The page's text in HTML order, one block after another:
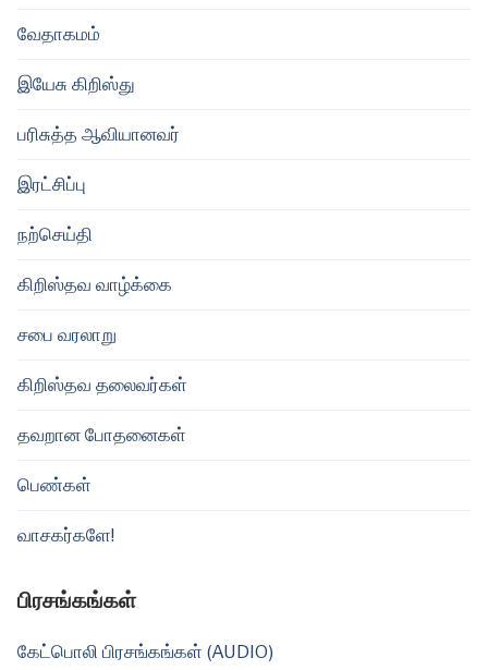
வேதாகமம்
இயேசு கிறிஸ்து
பரிசுத்த ஆவியானவர்
இரட்சிப்பு
நற்செய்தி
கிறிஸ்தவ வாழ்க்கை
சபை வரலாறு
கிறிஸ்தவ தலைவர்கள்
தவறான போதனைகள்
பெண்கள்
வாசகர்களே!
பிரசங்கங்கள்
கேட்பொலி பிரசங்கங்கள் (AUDIO)